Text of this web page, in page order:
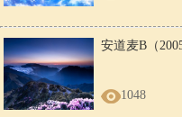
安道麦B（
1048